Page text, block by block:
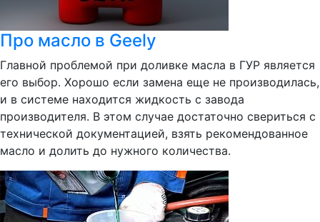
Про масло в Geely
Главной проблемой при доливке масла в ГУР является
его выбор. Хорошо если замена еще не производилась,
и в системе находится жидкость с завода
производителя. В этом случае достаточно свериться с
технической документацией, взять рекомендованное
масло и долить до нужного количества.